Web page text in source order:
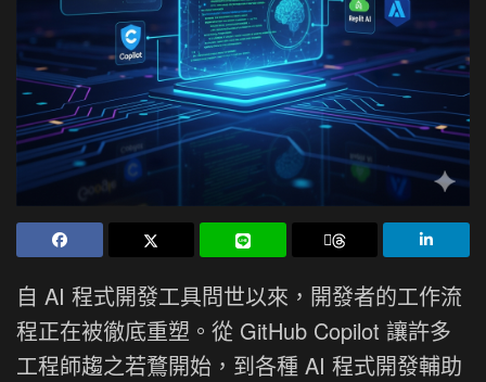
自 AI 程式開發工具問世以來，開發者的工作流
程正在被徹底重塑。從 GitHub Copilot 讓許多
工程師趨之若鶩開始，到各種 AI 程式開發輔助